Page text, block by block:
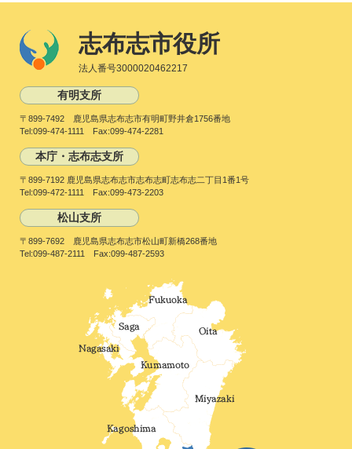
志布志市役所
法人番号3000020462217
有明支所
〒899-7492 鹿児島県志布志市有明町野井倉1756番地
Tel:099-474-1111 Fax:099-474-2281
本庁・志布志支所
〒899-7192 鹿児島県志布志市志布志町志布志二丁目1番1号
Tel:099-472-1111 Fax:099-473-2203
松山支所
〒899-7692 鹿児島県志布志市松山町新橋268番地
Tel:099-487-2111 Fax:099-487-2593